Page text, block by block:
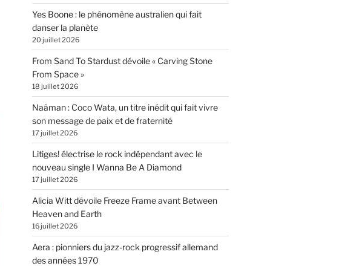
Yes Boone : le phénomène australien qui fait
danser la planète
20 juillet 2026
From Sand To Stardust dévoile « Carving Stone
From Space »
18 juillet 2026
Naâman : Coco Wata, un titre inédit qui fait vivre
son message de paix et de fraternité
17 juillet 2026
Litiges! électrise le rock indépendant avec le
nouveau single I Wanna Be A Diamond
17 juillet 2026
Alicia Witt dévoile Freeze Frame avant Between
Heaven and Earth
16 juillet 2026
Aera : pionniers du jazz-rock progressif allemand
des années 1970